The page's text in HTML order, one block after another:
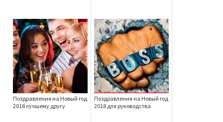
Поздравления на Новый год
2018 лучшему другу
Поздравления на Новый год
2018 для руководства